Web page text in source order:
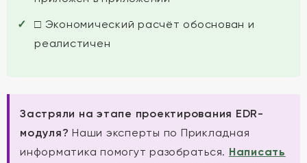
□ Экономический расчёт обоснован и
реалистичен
Застряли на этапе проектирования EDR-
модуля? Наши эксперты по Прикладная
информатика помогут разобраться. Написать